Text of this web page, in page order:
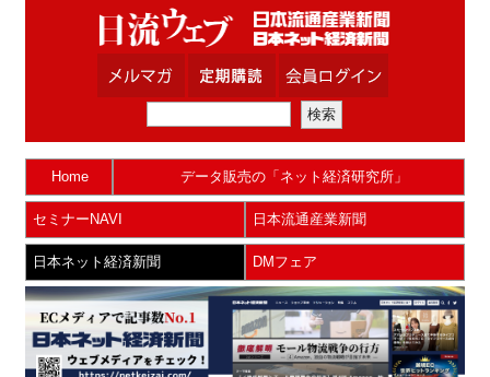
Home データ販売の「ネット経済研究所」
セミナーNAVI 日本流通産業新聞
日本ネット経済新聞 DMフェア